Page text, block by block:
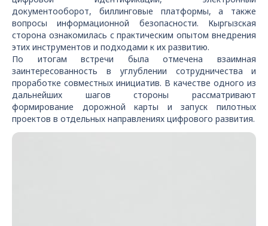
документооборот, биллинговые платформы, а также
вопросы информационной безопасности. Кыргызская
сторона ознакомилась с практическим опытом внедрения
этих инструментов и подходами к их развитию.
По итогам встречи была отмечена взаимная
заинтересованность в углублении сотрудничества и
проработке совместных инициатив. В качестве одного из
дальнейших шагов стороны рассматривают
формирование дорожной карты и запуск пилотных
проектов в отдельных направлениях цифрового развития.